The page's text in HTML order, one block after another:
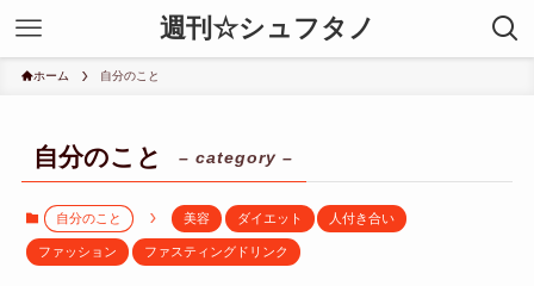
週刊☆シュフタノ
ホーム 自分のこと
自分のこと – category –
自分のこと 美容 ダイエット 人付き合い
ファッション ファスティングドリンク